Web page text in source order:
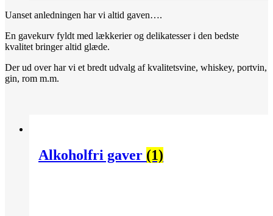
Uanset anledningen har vi altid gaven….
En gavekurv fyldt med lækkerier og delikatesser i den bedste
kvalitet bringer altid glæde.
Der ud over har vi et bredt udvalg af kvalitetsvine, whiskey, portvin,
gin, rom m.m.
Alkoholfri gaver (1)